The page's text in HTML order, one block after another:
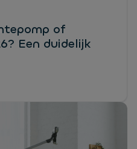
of
Een duidelijk